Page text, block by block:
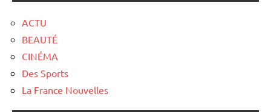
ACTU
BEAUTÉ
CINÉMA
Des Sports
La France Nouvelles